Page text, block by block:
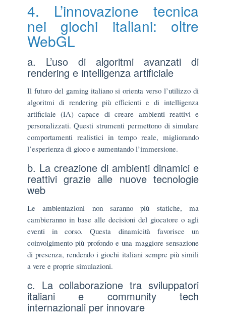
4. L’innovazione tecnica
nei giochi italiani: oltre
WebGL
a. L’uso di algoritmi avanzati di
rendering e intelligenza artificiale
Il futuro del gaming italiano si orienta verso l’utilizzo di
algoritmi di rendering più efficienti e di intelligenza
artificiale (IA) capace di creare ambienti reattivi e
personalizzati. Questi strumenti permettono di simulare
comportamenti realistici in tempo reale, migliorando
l’esperienza di gioco e aumentando l’immersione.
b. La creazione di ambienti dinamici e
reattivi grazie alle nuove tecnologie
web
Le ambientazioni non saranno più statiche, ma
cambieranno in base alle decisioni del giocatore o agli
eventi in corso. Questa dinamicità favorisce un
coinvolgimento più profondo e una maggiore sensazione
di presenza, rendendo i giochi italiani sempre più simili
a vere e proprie simulazioni.
c. La collaborazione tra sviluppatori
italiani e community tech
internazionali per innovare